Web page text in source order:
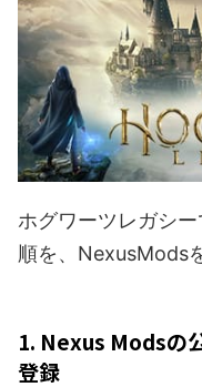
ホグワーツレガシ
順を、NexusMods
1. Nexus Modsの
登録